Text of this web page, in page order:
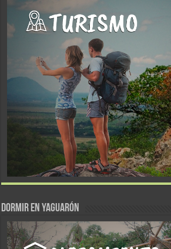
DORMIR EN YAGUARÓN